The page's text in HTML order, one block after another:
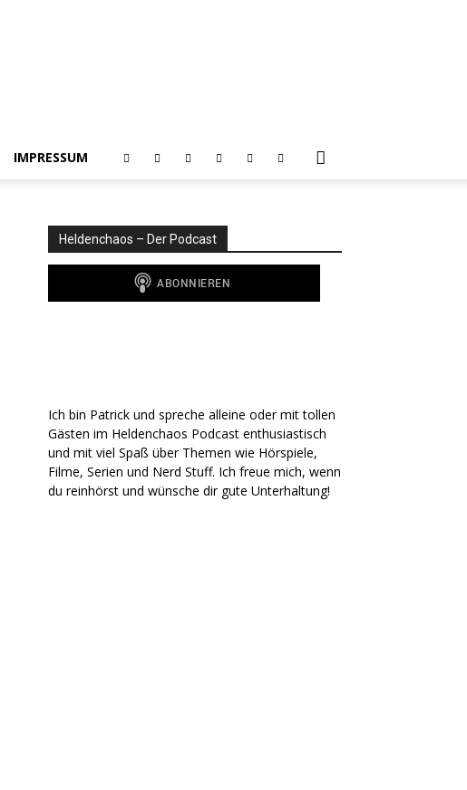
IMPRESSUM
Heldenchaos – Der Podcast
Ich bin Patrick und spreche alleine oder mit tollen
Gästen im Heldenchaos Podcast enthusiastisch
und mit viel Spaß über Themen wie Hörspiele,
Filme, Serien und Nerd Stuff. Ich freue mich, wenn
du reinhörst und wünsche dir gute Unterhaltung!